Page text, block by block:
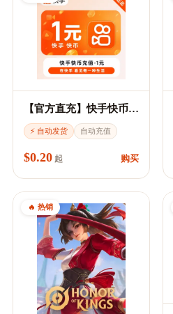
【官方直充】快手快币充值
⚡ 自动发货 自动充值
$0.20 起 购买
🔥 热销